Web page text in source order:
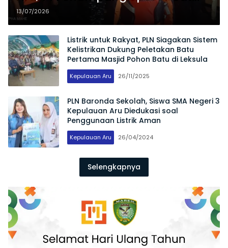
Berhasil Dievakuasi Tim SAR
Gabungan
13/07/2026
Listrik untuk Rakyat, PLN Siagakan Sistem
Kelistrikan Dukung Peletakan Batu
Pertama Masjid Pohon Batu di Leksula
Kepulauan Aru 26/11/2025
PLN Baronda Sekolah, Siswa SMA Negeri 3
Kepulauan Aru Diedukasi soal
Penggunaan Listrik Aman
Kepulauan Aru 26/04/2024
Selengkapnya